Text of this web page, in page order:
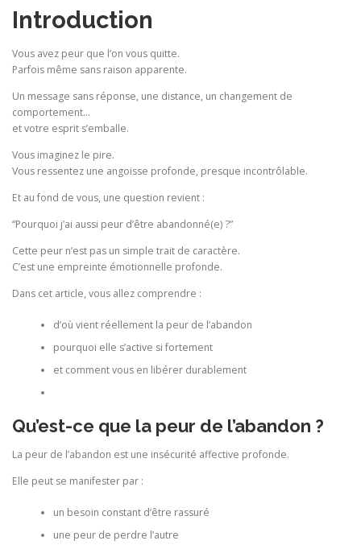
Introduction
Vous avez peur que l’on vous quitte.
Parfois même sans raison apparente.
Un message sans réponse, une distance, un changement de
comportement…
et votre esprit s’emballe.
Vous imaginez le pire.
Vous ressentez une angoisse profonde, presque incontrôlable.
Et au fond de vous, une question revient :
“Pourquoi j’ai aussi peur d’être abandonné(e) ?”
Cette peur n’est pas un simple trait de caractère.
C’est une empreinte émotionnelle profonde.
Dans cet article, vous allez comprendre :
d’où vient réellement la peur de l’abandon
pourquoi elle s’active si fortement
et comment vous en libérer durablement
Qu’est-ce que la peur de l’abandon ?
La peur de l’abandon est une insécurité affective profonde.
Elle peut se manifester par :
un besoin constant d’être rassuré
une peur de perdre l’autre